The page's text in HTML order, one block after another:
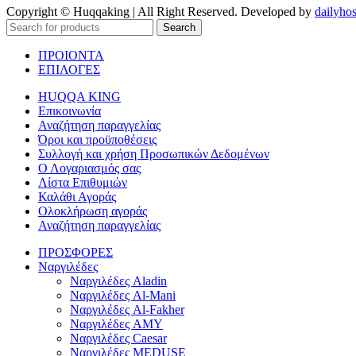
Copyright © Huqqaking | All Right Reserved. Developed by
Search
ΠΡΟΙΟΝΤΑ
ΕΠΙΛΟΓΕΣ
HUQQA KING
Επικοινωνία
Αναζήτηση παραγγελίας
Όροι και προϋποθέσεις
Συλλογή και χρήση Προσωπικών Δεδομένων
Ο Λογαριασμός σας
Λίστα Επιθυμιών
Καλάθι Αγοράς
Ολοκλήρωση αγοράς
Αναζήτηση παραγγελίας
ΠΡΟΣΦΟΡΕΣ
Ναργιλέδες
Ναργιλέδες Aladin
Ναργιλέδες Al-Mani
Ναργιλέδες Al-Fakher
Ναργιλέδες AΜΥ
Ναργιλέδες Caesar
Ναργιλέδες MEDUSE